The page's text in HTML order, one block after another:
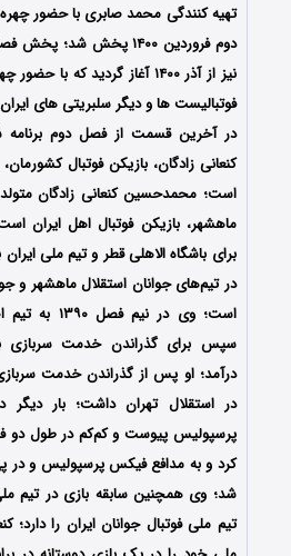
تهیه کنندگی محمد صابری با حضور
دوم فروردین ۱۴۰۰ پخش شد؛
نیز از آذر ۱۴۰۰ آغاز گردید که
فوتبالیست ها و دیگر سلبریتی های
در آخرین قسمت از فصل دوم
کنعانی زادگان، بازیکن فوتبال کشورمان،
ماهشهر، بازیکن فوتبال اهل ایران
برای باشگاه الاهلی قطر و تیم ملی
در تیم‌های جوانان استقلال ماهشهر و
است؛ وی در
سپس برای گذراندن خدمت سربازی
درآمد؛ او پس از گذراندن خدمت
در استقلال تهران داشت؛ بار دیگر
پرسپولیس پیوست و کم‌کم در طول دو
کرد و به مدافع فیکس پرسپولیس و در
شد؛ وی همچنین سابقه بازی در تیم
تیم ملی فوتبال جوانان ایران را دارد؛